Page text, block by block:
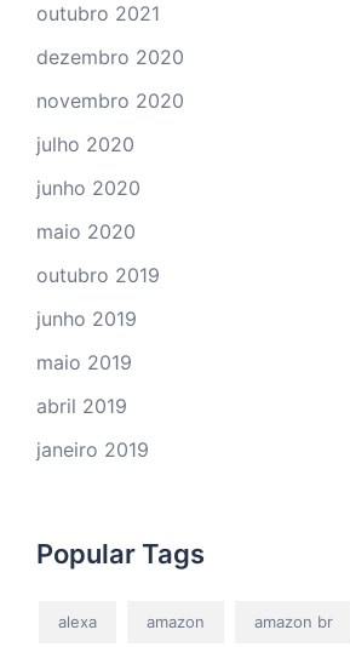
outubro 2021
dezembro 2020
novembro 2020
julho 2020
junho 2020
maio 2020
outubro 2019
junho 2019
maio 2019
abril 2019
janeiro 2019
Popular Tags
alexa amazon amazon br